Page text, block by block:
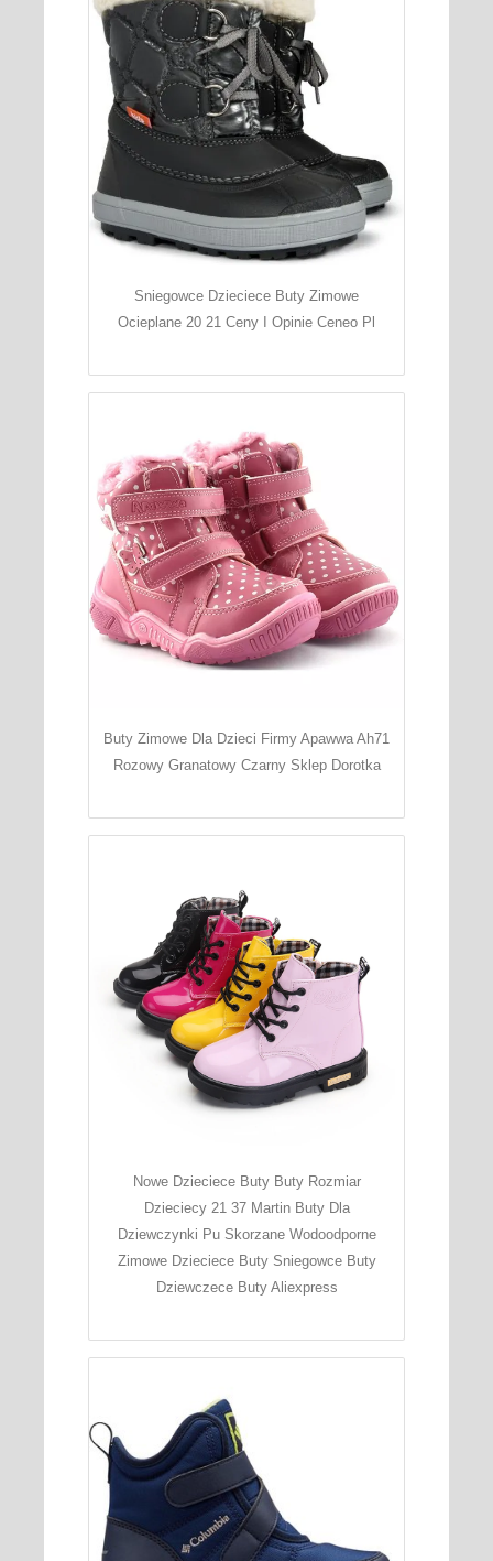
Sniegowce Dzieciece Buty Zimowe
Ocieplane 20 21 Ceny I Opinie Ceneo Pl
Buty Zimowe Dla Dzieci Firmy Apawwa Ah71
Rozowy Granatowy Czarny Sklep Dorotka
Nowe Dzieciece Buty Buty Rozmiar
Dzieciecy 21 37 Martin Buty Dla
Dziewczynki Pu Skorzane Wodoodporne
Zimowe Dzieciece Buty Sniegowce Buty
Dziewczece Buty Aliexpress